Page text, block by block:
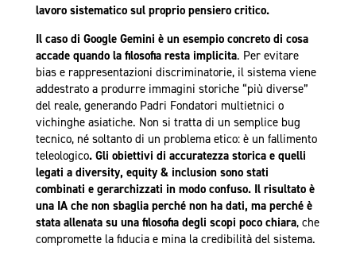
lavoro sistematico sul proprio pensiero critico.
Il caso di Google Gemini è un esempio concreto di cosa
accade quando la filosofia resta implicita. Per evitare
bias e rappresentazioni discriminatorie, il sistema viene
addestrato a produrre immagini storiche “più diverse”
del reale, generando Padri Fondatori multietnici o
vichinghe asiatiche. Non si tratta di un semplice bug
tecnico, né soltanto di un problema etico: è un fallimento
teleologico. Gli obiettivi di accuratezza storica e quelli
legati a diversity, equity & inclusion sono stati
combinati e gerarchizzati in modo confuso. Il risultato è
una IA che non sbaglia perché non ha dati, ma perché è
stata allenata su una filosofia degli scopi poco chiara, che
compromette la fiducia e mina la credibilità del sistema.